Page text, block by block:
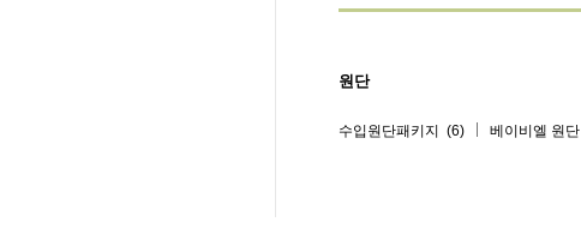
원단
수입원단패키지 (6) 베이비엘 원단